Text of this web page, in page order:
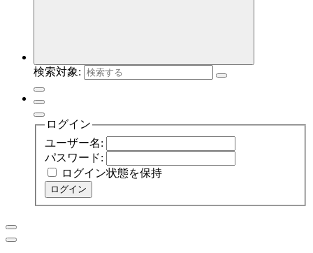
検索対象:
ログイン
ユーザー名:
パスワード:
ログイン状態を保持
ログイン